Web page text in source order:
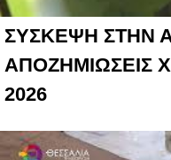
ΣΥΣΚΕΨΗ ΣΤΗΝ
ΑΠΟΖΗΜΙΩΣΕΙΣ
2026